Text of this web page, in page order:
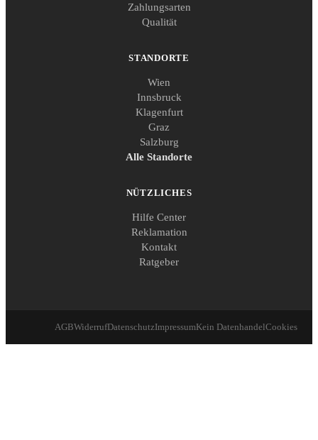
Zahlungsarten
Qualität
STANDORTE
Wien
Innsbruck
Klagenfurt
Graz
Salzburg
Alle Standorte
NÜTZLICHES
Hilfe Center
Reklamation
Kontakt
Ratgeber
AGBWiderrufDatenschutzImpressumKein DatenhandelCookies